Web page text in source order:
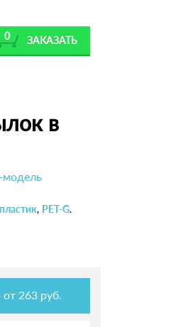
ЗАКАЗАТЬ
0
в
модель
, PET-G.
от 263 руб.